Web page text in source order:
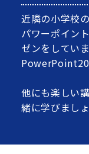
近隣の小学校
パワーポイン
ゼンをしてい
他にも楽しい
緒に学びまし